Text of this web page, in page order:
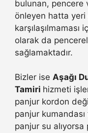
bulunan, pencere
önleyen hatta yeri
olarak da
sağlamaktadır.
Bizler ise Aşağı
Tamiri hizmeti
panjur kordon
panjur
panjur su